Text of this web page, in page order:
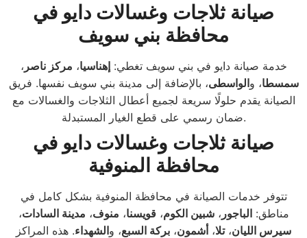
صيانة ثلاجات وغسالات دايو في
محافظة بني سويف
خدمة صيانة دايو في بني سويف تغطي:إهناسيا، مركز ناصر ،
سمسطا، والواسطى، بالإضافة إلى مدينة بني سويف نفسها. فريق
الصيانة يقدم حلولًا سريعة لجميع أعطال الثلاجات والغسالات مع
ضمان رسمي على قطع الغيار المستبدلة.
صيانة ثلاجات وغسالات دايو في
محافظة المنوفية
تتوفر خدمات الصيانة في محافظة المنوفية بشكل كامل في
مناطق:الباجور ،شبين الكوم،قويسنا، منوف، مدينة السادات،
سيرس الليان،تلا، أشمون، بركة السبع، والشهداء. هذه المراكز